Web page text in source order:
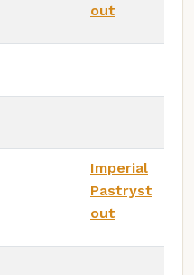
out
Imperial
Pastryst
out